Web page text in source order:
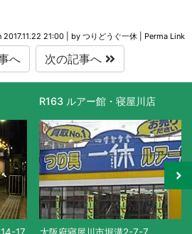
2017.11.22 21:00 by つりどうぐ一休 Perma Link
へ 次の記事へ
R163 ルアー館・寝屋川店